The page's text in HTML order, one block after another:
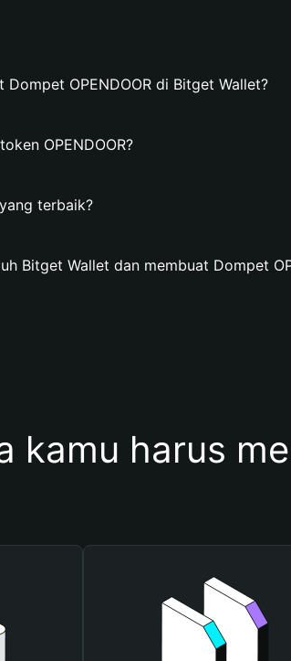
Dompet OPENDOOR di Bitget Wallet?
OPENDOOR?
terbaik?
Bitget Wallet dan membuat Dompet
kamu harus